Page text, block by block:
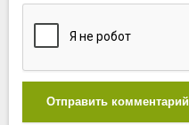
Отправить комментарий